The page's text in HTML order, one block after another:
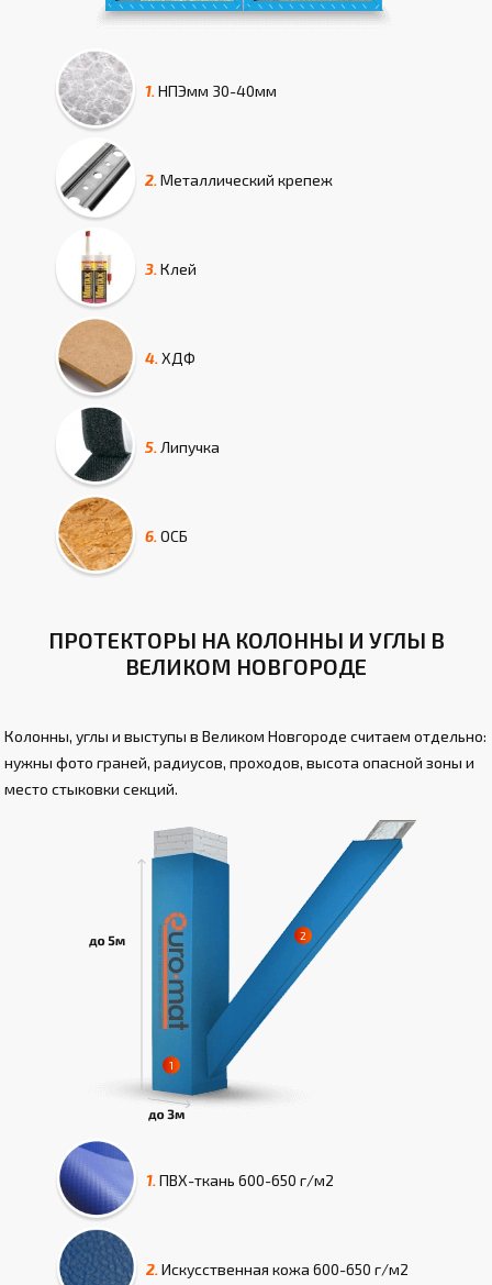
1. НПЭмм 30-40мм
2. Металлический крепеж
3. Клей
4. ХДФ
5. Липучка
6. ОСБ
ПРОТЕКТОРЫ НА КОЛОННЫ И УГЛЫ В
ВЕЛИКОМ НОВГОРОДЕ
Колонны, углы и выступы в Великом Новгороде считаем отдельно:
нужны фото граней, радиусов, проходов, высота опасной зоны и
место стыковки секций.
1. ПВХ-ткань 600-650 г/м2
2. Искусcтвенная кожа 600-650 г/м2